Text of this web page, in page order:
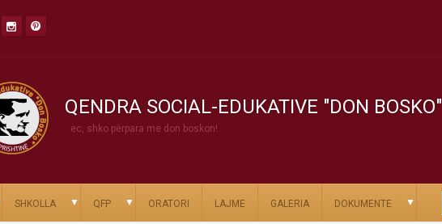
QENDRA SOCIAL-EDUKATIVE "DON BOSKO"
ec, shko përpara me don boskon!
SHKOLLA ▼ QFP ▼ ORATORI LAJME GALERIA DOKUMENTE ▼